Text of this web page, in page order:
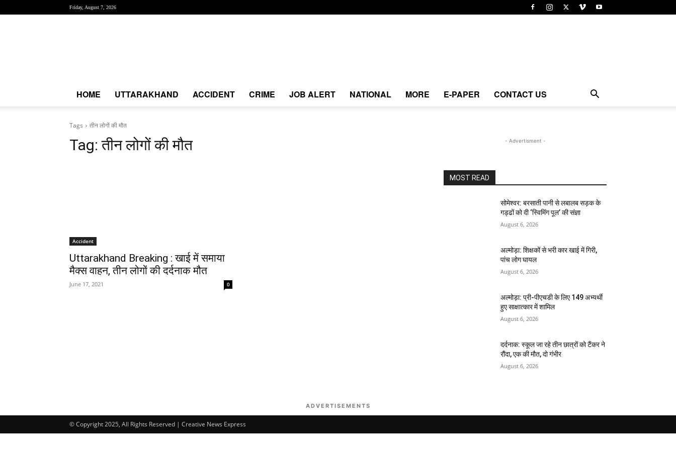
Friday, August 7, 2026
HOME UTTARAKHAND ACCIDENT CRIME JOB ALERT NATIONAL MORE E-PAPER CONTACT US
Tags तीन लोगों की मौत
Tag:तीन लोगों की मौत
Accident
Uttarakhand Breaking : खाई में समाया
मैक्स वाहन, तीन लोगों की दर्दनाक मौत
June 17, 2021 0
- Advertisment -
MOST READ
सोमेश्वर: बरसाती पानी से लबालब सड़क के
गड्ढों को दी ‘स्विमिंग पूल’ की संज्ञा
August 6, 2026
अल्मोड़ा: शिक्षकों से भरी कार खाई में गिरी,
पांच लोग घायल
August 6, 2026
अल्मोड़ा: प्री-पीएचडी के लिए 149 अभ्यर्थी
हुए साक्षात्कार में शामिल
August 6, 2026
दर्दनाक: स्कूल जा रहे तीन छात्रों को टैंकर ने
रौंदा, एक की मौत, दो गंभीर
August 6, 2026
ADVERTISEMENTS
© Copyright 2025, All Rights Reserved | Creative News Express